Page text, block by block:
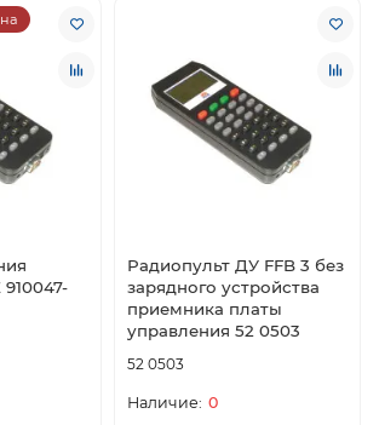
Радиопульт ДУ FFB 3 без
зарядного устройства
приемника платы
управления 52 0503
52 0503
0